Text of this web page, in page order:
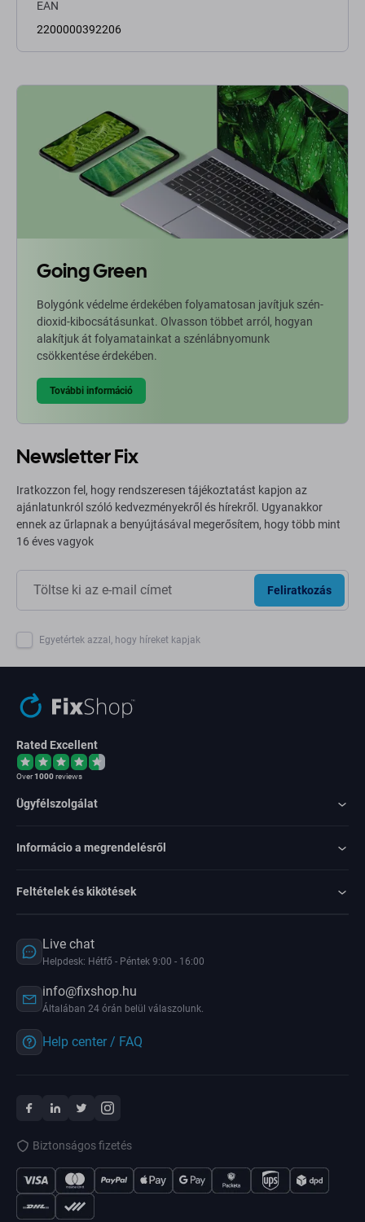
EAN
2200000392206
Going Green
Bolygónk védelme érdekében folyamatosan javítjuk szén-
dioxid-kibocsátásunkat. Olvasson többet arról, hogyan
alakítjuk át folyamatainkat a szénlábnyomunk
csökkentése érdekében.
További információ
Newsletter Fix
Iratkozzon fel, hogy rendszeresen tájékoztatást kapjon az
ajánlatunkról szóló kedvezményekről és hírekről. Ugyanakkor
ennek az űrlapnak a benyújtásával megerősítem, hogy több mint
16 éves vagyok
Feliratkozás
Egyetértek azzal, hogy híreket kapjak
Rated Excellent
Over1000reviews
Ügyfélszolgálat
Informácio a megrendelésről
Feltételek és kikötések
Live chat
Helpdesk: Hétfő - Péntek 9:00 - 16:00
info@fixshop.hu
Általában 24 órán belül válaszolunk.
Help center / FAQ
Biztonságos fizetés